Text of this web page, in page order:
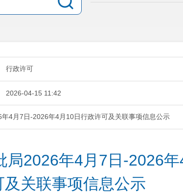
行政许可
2026-04-15 11:42
4月7日-2026年4月10日行政许可及关联事项信息公示
局2026年4月7日-2026年
及关联事项信息公示